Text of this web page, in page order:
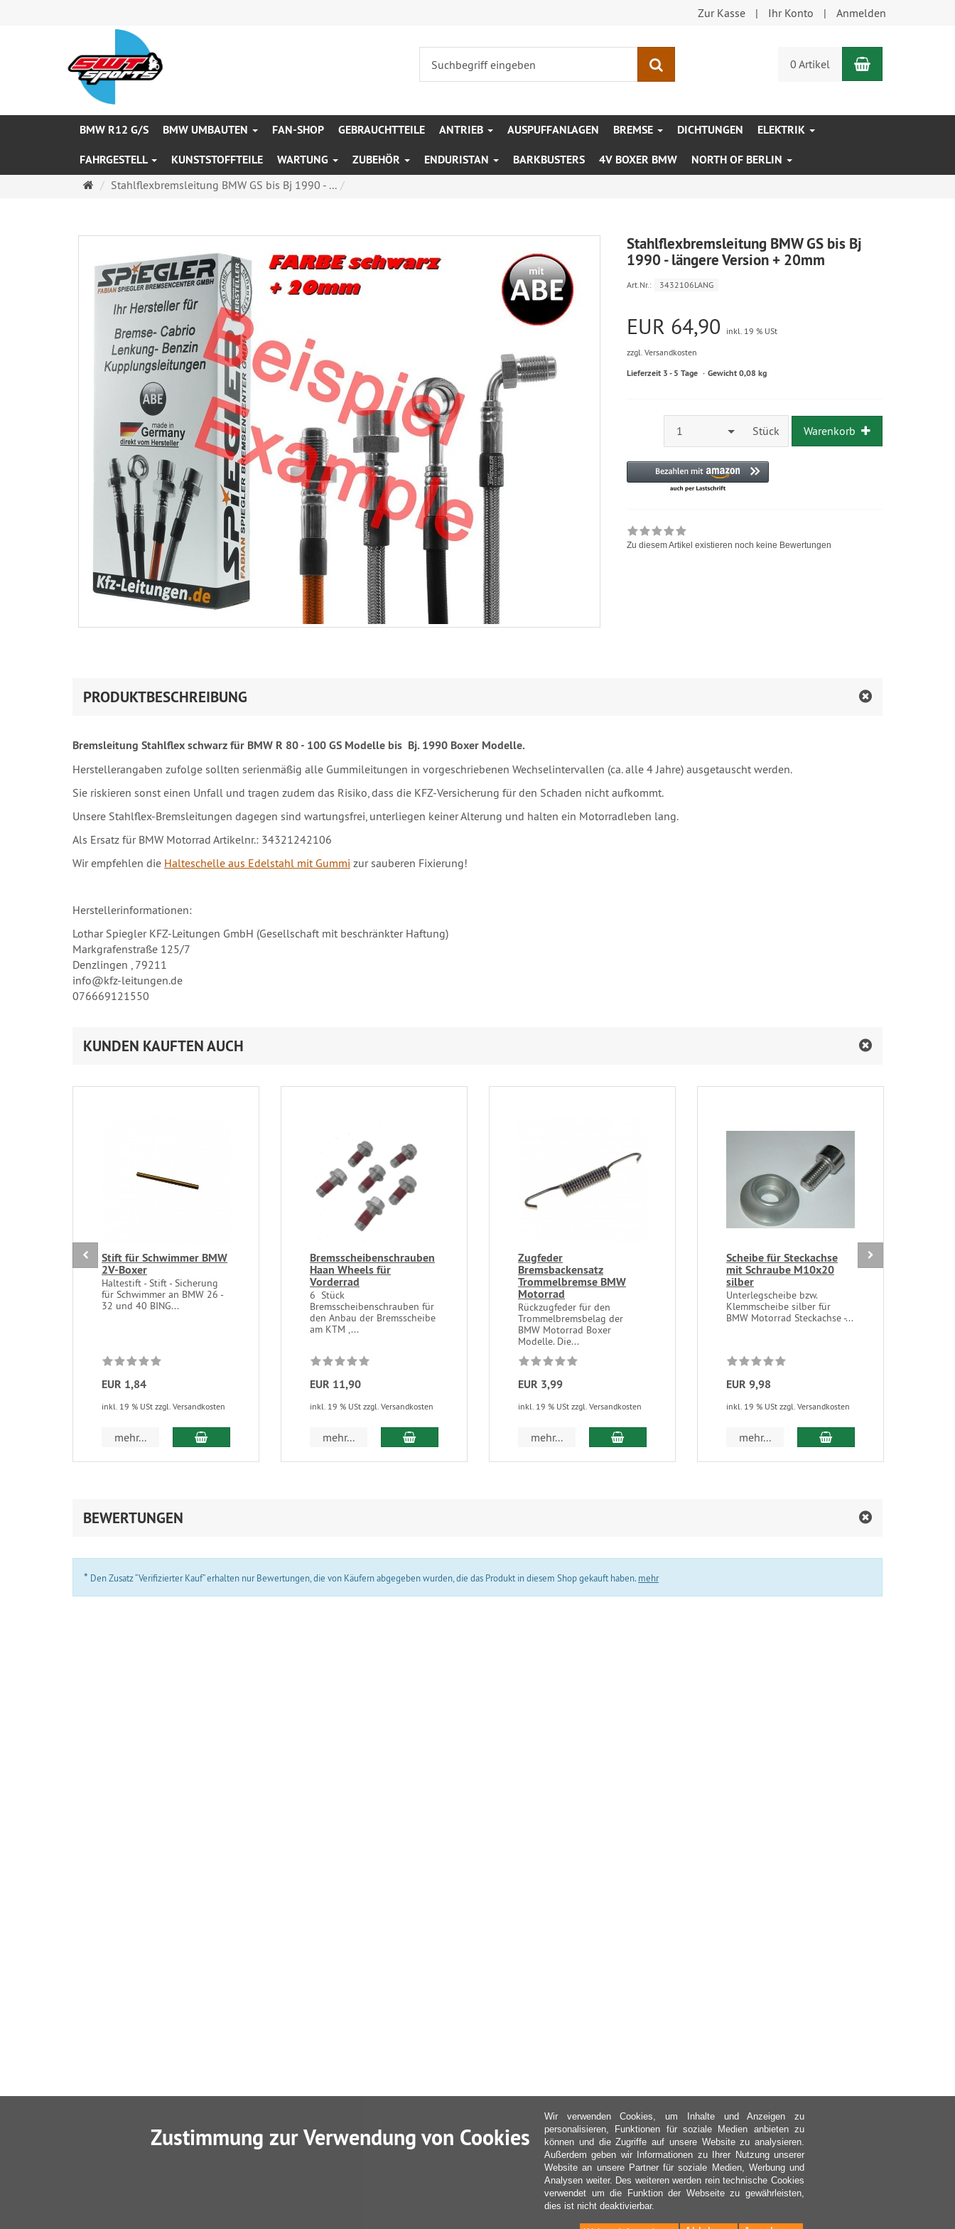
Zur Kasse Ihr Konto Anmelden
0 Artikel Warenkorb
BMW R12 G/S BMW UMBAUTEN FAN-SHOP GEBRAUCHTTEILE ANTRIEB AUSPUFFANLAGEN BREMSE DICHTUNGEN
ELEKTRIK
FAHRGESTELL
KUNSTSTOFFTEILE WARTUNG ZUBEHÖR ENDURISTAN BARKBUSTERS 4V BOXER BMW NORTH OF BERLIN
Startseite
Stahlflexbremsleitung BMW GS bis Bj 1990 - ...
Stahlflexbremsleitung BMW GS bis Bj
1990 - längere Version + 20mm
Art.Nr.: 3432106LANG
EUR 64,90
inkl. 19 % USt
zzgl. Versandkosten
Lieferzeit 3 - 5 Tage Gewicht 0,08 kg
1 Stück Warenkorb
Zu diesem Artikel existieren noch keine Bewertungen
PRODUKTBESCHREIBUNG
Bremsleitung Stahlflex schwarz für BMW R 80 - 100 GS Modelle bis Bj. 1990 Boxer Modelle.
Herstellerangaben zufolge sollten serienmäßig alle Gummileitungen in vorgeschriebenen Wechselintervallen (ca. alle 4 Jahre) ausgetauscht werden.
Sie riskieren sonst einen Unfall und tragen zudem das Risiko, dass die KFZ-Versicherung für den Schaden nicht aufkommt.
Unsere Stahlflex-Bremsleitungen dagegen sind wartungsfrei, unterliegen keiner Alterung und halten ein Motorradleben lang.
Als Ersatz für BMW Motorrad Artikelnr.: 34321242106
Wir empfehlen die Halteschelle aus Edelstahl mit Gummi zur sauberen Fixierung!
Herstellerinformationen:
Lothar Spiegler KFZ-Leitungen GmbH (Gesellschaft mit beschränkter Haftung)
Markgrafenstraße 125/7
Denzlingen , 79211
info@kfz-leitungen.de
076669121550
KUNDEN KAUFTEN AUCH
Stift für Schwimmer BMW
2V-Boxer
Haltestift - Stift - Sicherung
für Schwimmer an BMW 26 -
32 und 40 BING...
EUR 1,84
inkl. 19 % USt zzgl. Versandkosten
mehr... In den Warenkorb
Bremsscheibenschrauben
Haan Wheels für
Vorderrad
6 Stück
Bremsscheibenschrauben für
den Anbau der Bremsscheibe
am KTM ,...
EUR 11,90
inkl. 19 % USt zzgl. Versandkosten
mehr... In den Warenkorb
Zugfeder
Bremsbackensatz
Trommelbremse BMW
Motorrad
Rückzugfeder für den
Trommelbremsbelag der
BMW Motorrad Boxer
Modelle. Die...
EUR 3,99
inkl. 19 % USt zzgl. Versandkosten
mehr... In den Warenkorb
Scheibe für Steckachse
mit Schraube M10x20
silber
Unterlegscheibe bzw.
Klemmscheibe silber für
BMW Motorrad Steckachse -...
EUR 9,98
inkl. 19 % USt zzgl. Versandkosten
mehr... In den Warenkorb
BEWERTUNGEN
* Den Zusatz “Verifizierter Kauf” erhalten nur Bewertungen, die von Käufern abgegeben wurden, die das Produkt in diesem Shop gekauft haben. mehr
Zustimmung zur Verwendung von Cookies
Wir verwenden Cookies, um Inhalte und Anzeigen zu
personalisieren, Funktionen für soziale Medien anbieten zu
können und die Zugriffe auf unsere Website zu analysieren.
Außerdem geben wir Informationen zu Ihrer Nutzung unserer
Website an unsere Partner für soziale Medien, Werbung und
Analysen weiter. Des weiteren werden rein technische Cookies
verwendet um die Funktion der Webseite zu gewährleisten,
dies ist nicht deaktivierbar.